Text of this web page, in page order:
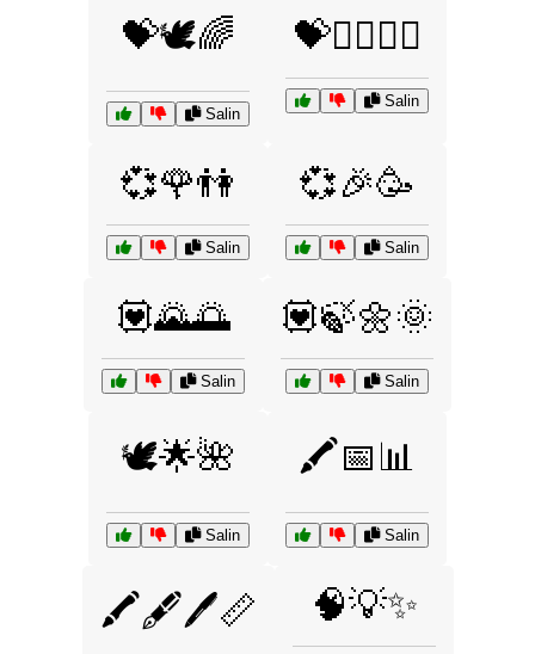
💝🕊️🌈
Salin
💝🧘‍♀️🧘‍♂️
Salin
💞🌹👫
Salin
💞🎉🥳
Salin
💟🌄🌅
Salin
💟🍃🌼🌞
Salin
🕊️🌟🌺
Salin
🖍️📅📊
Salin
🖍️🖋️🖊️📏 🧠💡✨